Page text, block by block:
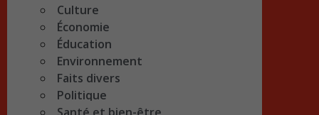
Culture
Économie
Éducation
Environnement
Faits divers
Politique